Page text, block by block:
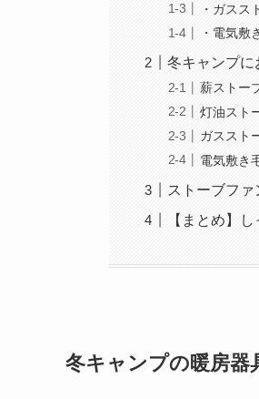
・ガスス
・電気敷
冬キャンプに
薪ストー
灯油スト
ガススト
電気敷き
ストーブフ
【まとめ】
冬キャンプの暖房器